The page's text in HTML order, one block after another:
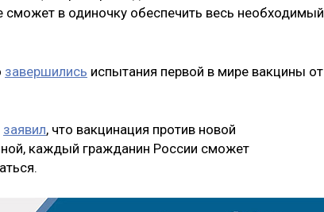
сможет в одиночку обеспечить весь необходимый
завершились испытания первой в мире вакцины от
заявил, что вакцинация против новой
каждый гражданин России сможет